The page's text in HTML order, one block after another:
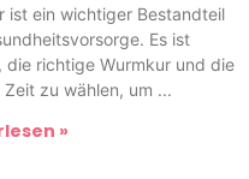
ist ein wichtiger Bestandteil
Es ist
die richtige Wurmkur und die
zu wählen, um
»